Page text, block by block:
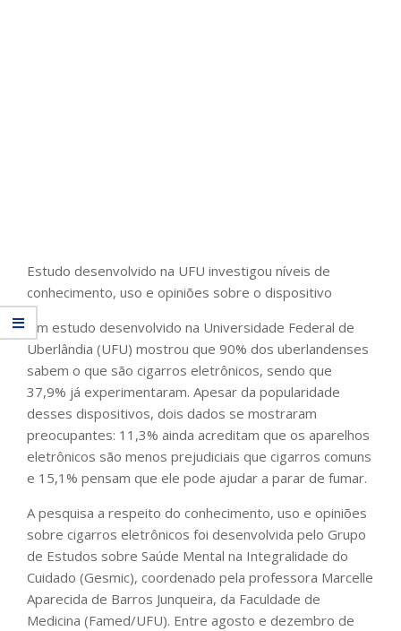
Estudo desenvolvido na UFU investigou níveis de
conhecimento, uso e opiniões sobre o dispositivo
Um estudo desenvolvido na Universidade Federal de
Uberlândia (UFU) mostrou que 90% dos uberlandenses
sabem o que são cigarros eletrônicos, sendo que
37,9% já experimentaram. Apesar da popularidade
desses dispositivos, dois dados se mostraram
preocupantes: 11,3% ainda acreditam que os aparelhos
eletrônicos são menos prejudiciais que cigarros comuns
e 15,1% pensam que ele pode ajudar a parar de fumar.
A pesquisa a respeito do conhecimento, uso e opiniões
sobre cigarros eletrônicos foi desenvolvida pelo Grupo
de Estudos sobre Saúde Mental na Integralidade do
Cuidado (Gesmic), coordenado pela professora Marcelle
Aparecida de Barros Junqueira, da Faculdade de
Medicina (Famed/UFU). Entre agosto e dezembro de